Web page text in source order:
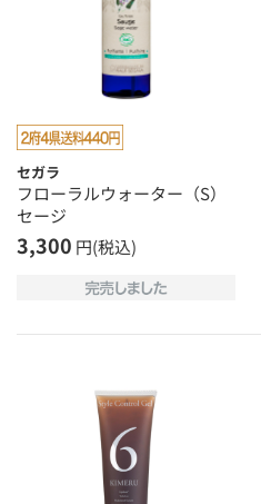
セガラ
フローラルウォーター（S）
セージ
3,300 円(税込)